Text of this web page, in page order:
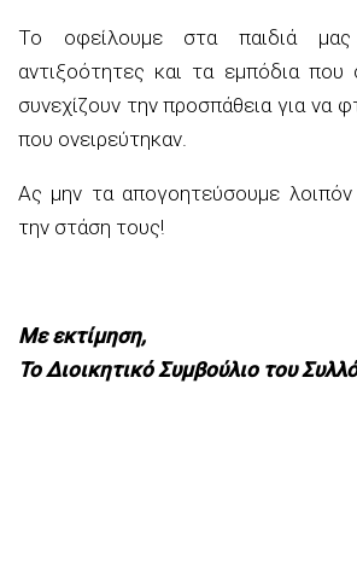
Το οφείλουμε στα παιδιά
αντιξοότητες και τα εμπόδια που
συνεχίζουν την προσπάθεια για να
που ονειρεύτηκαν.
Ας μην τα απογοητεύσουμε λοιπόν
την στάση τους!
Με εκτίμηση,
Το Διοικητικό Συμβούλιο του